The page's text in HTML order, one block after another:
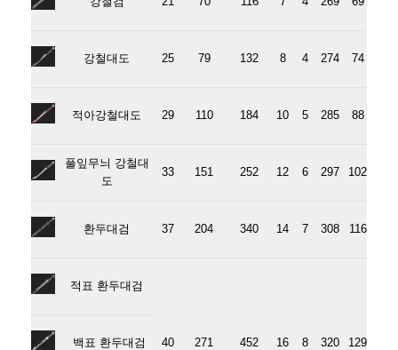
강철대도 25 79 132 8 4 274 74
적아강철대도 29 110 184 10 5 285 88
풀잎무늬 강철대
도
33 151 252 12 6 297 102
환두대검 37 204 340 14 7 308 116
적표 환두대검
40 271 452 16 8 320 129
백표 환두대검